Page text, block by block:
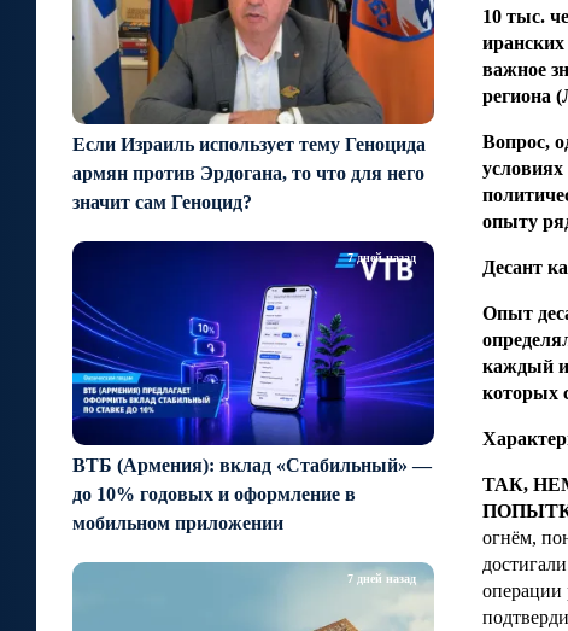
Если Израиль использует тему Геноцида
армян против Эрдогана, то что для него
значит сам Геноцид?
ВТБ (Армения): вклад «Стабильный» —
до 10% годовых и оформление в
мобильном приложении
7 дней назад
7 дней назад
10 тыс.
важное
региона
Вопрос,
опыту
Десант
Опыт
каждый
которых
ТАК,
огнём,
операции